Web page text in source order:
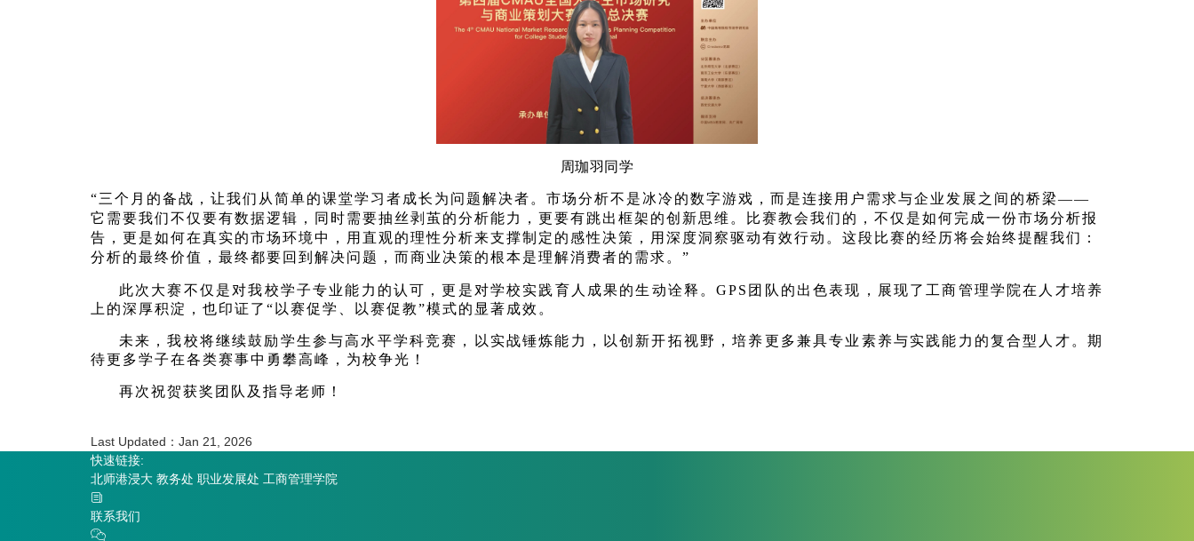
周珈羽同学
“三个月的备战，让我们从简单的课堂学习者成长为问题解决者。市场分析不是冰冷的数字游戏，而是连接用户需求与企业发展之间的桥梁——
它需要我们不仅要有数据逻辑，同时需要抽丝剥茧的分析能力，更要有跳出框架的创新思维。比赛教会我们的，不仅是如何完成一份市场分析报
告，更是如何在真实的市场环境中，用直观的理性分析来支撑制定的感性决策，用深度洞察驱动有效行动。这段比赛的经历将会始终提醒我们：
分析的最终价值，最终都要回到解决问题，而商业决策的根本是理解消费者的需求。”
此次大赛不仅是对我校学子专业能力的认可，更是对学校实践育人成果的生动诠释。GPS团队的出色表现，展现了工商管理学院在人才培养
上的深厚积淀，也印证了“以赛促学、以赛促教”模式的显著成效。
未来，我校将继续鼓励学生参与高水平学科竞赛，以实战锤炼能力，以创新开拓视野，培养更多兼具专业素养与实践能力的复合型人才。期
待更多学子在各类赛事中勇攀高峰，为校争光！
再次祝贺获奖团队及指导老师！
Last Updated：Jan 21, 2026
快速链接:
北师港浸大 教务处 职业发展处 工商管理学院
联系我们